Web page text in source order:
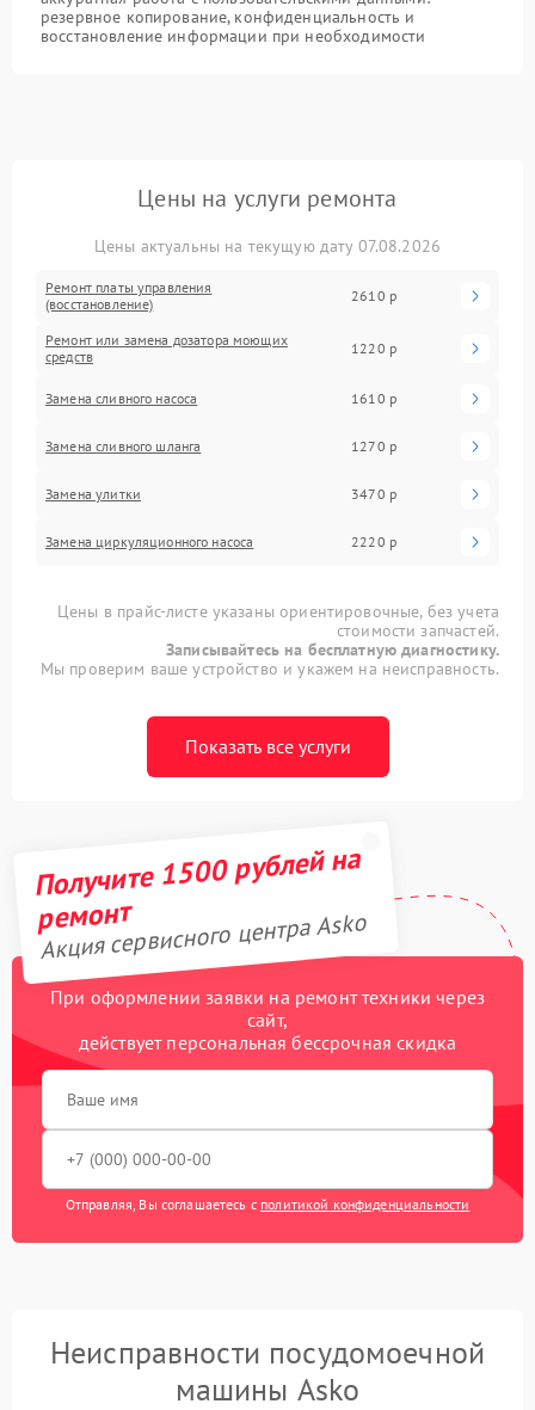
резервное копирование, конфиденциальность и
восстановление информации при необходимости
Цены на услуги ремонта
Цены актуальны на текущую дату 07.08.2026
Ремонт платы управления
(восстановление)
2610 р
Ремонт или замена дозатора моющих
средств
1220 р
Замена сливного насоса 1610 р
Замена сливного шланга 1270 р
Замена улитки 3470 р
Замена циркуляционного насоса 2220 р
Цены в прайс-листе указаны ориентировочные, без учета
стоимости запчастей.
Записывайтесь на бесплатную диагностику.
Мы проверим ваше устройство и укажем на неисправность.
Показать все услуги
Получите 1500 рублей на
ремонт
Акция сервисного центра Asko
При оформлении заявки на ремонт техники через
сайт,
действует персональная бессрочная скидка
Отправляя, Вы соглашаетесь с политикой конфиденциальности
Неисправности посудомоечной
машины Asko